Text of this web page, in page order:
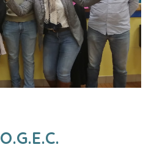
O.G.E.C.